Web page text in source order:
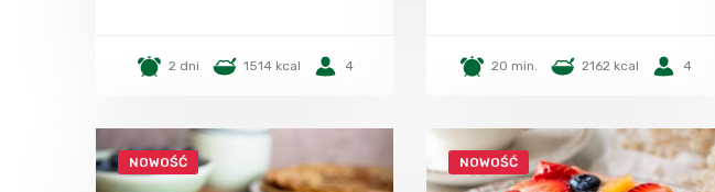
2 dni 1514 kcal 4 20 min. 2162 kcal 4
NOWOŚĆ NOWOŚĆ